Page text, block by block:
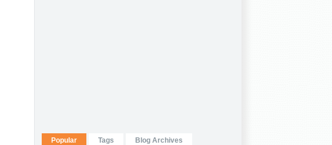
Popular Tags Blog Archives